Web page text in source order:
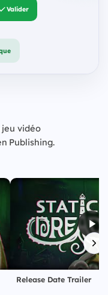
Valider
jeu vidéo
Publishing.
Release Date Trailer